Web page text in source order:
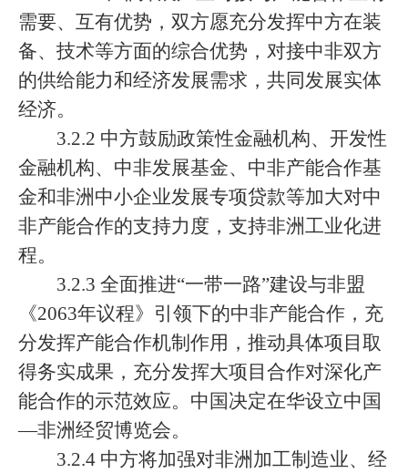
需要、互有优势，双方愿充分发挥中方在装
备、技术等方面的综合优势，对接中非双方
的供给能力和经济发展需求，共同发展实体
经济。
3.2.2 中方鼓励政策性金融机构、开发性
金融机构、中非发展基金、中非产能合作基
金和非洲中小企业发展专项贷款等加大对中
非产能合作的支持力度，支持非洲工业化进
程。
3.2.3 全面推进“一带一路”建设与非盟
《2063年议程》引领下的中非产能合作，充
分发挥产能合作机制作用，推动具体项目取
得务实成果，充分发挥大项目合作对深化产
能合作的示范效应。中国决定在华设立中国
—非洲经贸博览会。
3.2.4 中方将加强对非洲加工制造业、经